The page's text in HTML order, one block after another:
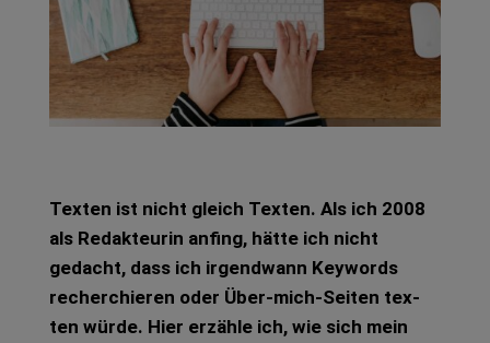
Tex­ten ist nicht gleich Tex­ten. Als ich 2008
als Redak­teu­rin anfing, hätte ich nicht
gedacht, dass ich irgend­wann Key­words
recher­chie­ren oder Über-mich-Sei­ten tex­
ten würde. Hier erzäh­le ich, wie sich mein